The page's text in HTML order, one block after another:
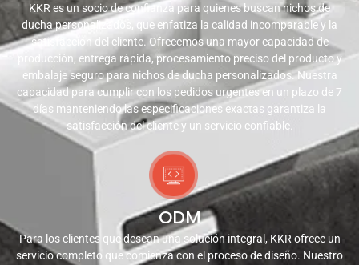
KKR es un socio de confianza para quienes buscan nichos de
ducha personalizados, que enfatiza la calidad incomparable y la
satisfacción del cliente. Ofrecemos una mayor capacidad de
producción, entrega rápida, procesamiento preciso del producto y
embalaje seguro para nichos de ducha personalizados. Nuestra
capacidad para cumplir con los pedidos urgentes en un plazo de 7
días manteniendo las especificaciones exactas garantiza la
satisfacción del cliente y un servicio confiable.
ODM
Para los clientes que desean una solución integral, KKR ofrece un
servicio completo que comienza con el proceso de diseño. Nuestro